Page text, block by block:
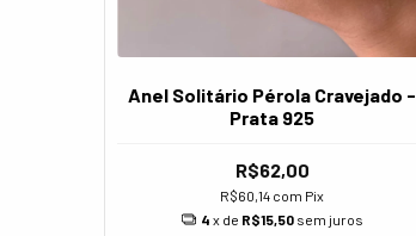
Anel Solitário Pérola Cravejado -
Prata 925
R$62,00
R$60,14 com Pix
4 x de R$15,50 sem juros